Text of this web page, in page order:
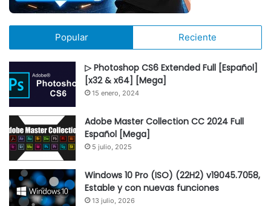
Popular Reciente
▷ Photoshop CS6 Extended Full [Español]
[x32 & x64] [Mega]
15 enero, 2024
Adobe Master Collection CC 2024 Full
Español [Mega]
5 julio, 2025
Windows 10 Pro (ISO) (22H2) v19045.7058,
Estable y con nuevas funciones
13 julio, 2026